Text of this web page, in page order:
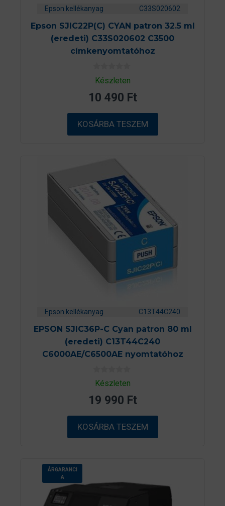
Epson kellékanyag C33S020602
Epson SJIC22P(C) CYAN patron 32.5 ml
(eredeti) C33S020602 C3500
címkenyomtatóhoz
0
a
b
ő
l
Készleten
10 490 Ft
KOSÁRBA TESZEM
Epson kellékanyag C13T44C240
EPSON SJIC36P-C Cyan patron 80 ml
(eredeti) C13T44C240
C6000AE/C6500AE nyomtatóhoz
0
a
5
b
ő
l
Készleten
19 990 Ft
KOSÁRBA TESZEM
ÁRGARANCI
A